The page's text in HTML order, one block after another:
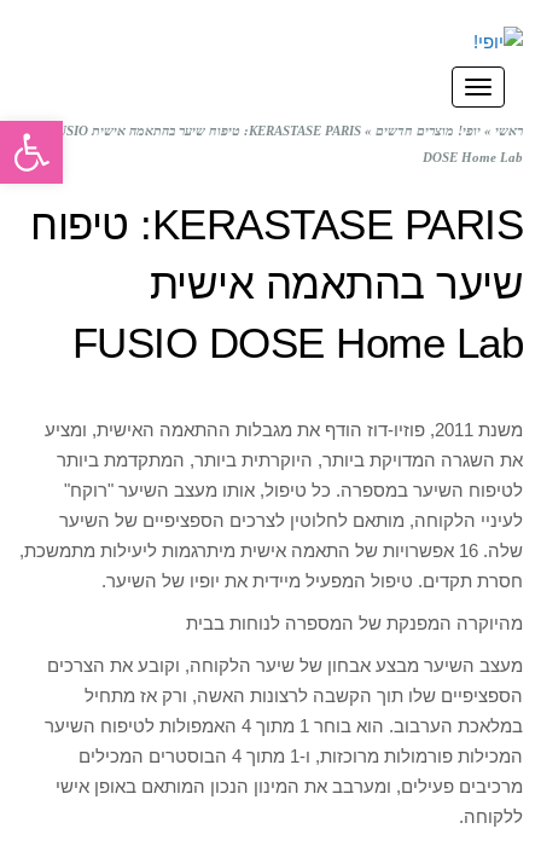
תפריט
ראשי » יופי! מוצרים חדשים »
KERASTASE PARIS: טיפוח שיער בהתאמה אישית FUSIO
DOSE Home Lab
KERASTASE PARIS: טיפוח
שיער בהתאמה אישית
FUSIO DOSE Home Lab
משנת 2011, פוזיו-דוז הודף את מגבלות ההתאמה האישית, ומציע
את השגרה המדויקת ביותר, היוקרתית ביותר, המתקדמת ביותר
לטיפוח השיער במספרה. כל טיפול, אותו מעצב השיער "רוקח"
לעיניי הלקוחה, מותאם לחלוטין לצרכים הספציפיים של השיער
שלה. 16 אפשרויות של התאמה אישית מיתרגמות ליעילות מתמשכת,
חסרת תקדים. טיפול המפעיל מיידית את יופיו של השיער.
מהיוקרה המפנקת של המספרה לנוחות בבית
מעצב השיער מבצע אבחון של שיער הלקוחה, וקובע את הצרכים
הספציפיים שלו תוך הקשבה לרצונות האשה, ורק אז מתחיל
במלאכת הערבוב. הוא בוחר 1 מתוך 4 האמפולות לטיפוח השיער
המכילות פורמולות מרוכזות, ו-1 מתוך 4 הבוסטרים המכילים
מרכיבים פעילים, ומערבב את המינון הנכון המותאם באופן אישי
ללקוחה.
פתח